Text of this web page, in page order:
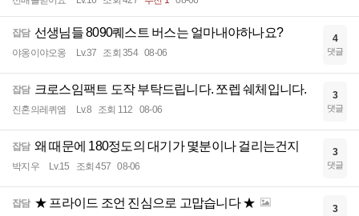
잡담 선생님들 8090퀘스트 버스는 얼마내야하나요?
야옹이야오옹 Lv.37 조회 354 08-06
4
댓글
잡담 크로스임팩트 도작 부탁드립니다. 쪼렙 쉐체입니다.
진혼의레퀴엠 Lv.8 조회 112 08-06
3
댓글
잡담 왜 때문에 180정도의 대기가 몇분이나 걸리는건지
박지우 Lv.15 조회 457 08-06
3
댓글
잡담 ★ 프라이드 조언 진심으로 고맙습니다 ★ 3